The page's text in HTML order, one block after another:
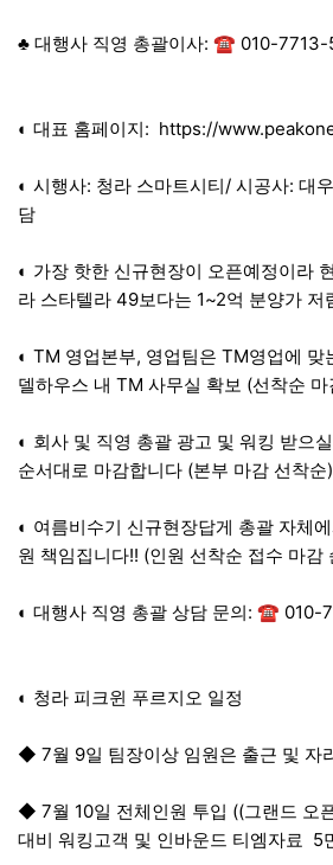
♣ 대행사 직영 총괄이사: ☎ 010-7713-
◐ 대표 홈페이지: https://
◐ 시행사: 청라 스마트시티/ 시공사: 대
담
◐ 가장 핫한 신규현장이 오픈예정이라
라 스타텔라 49보다는 1~2억 분양가 저
◐ TM 영업본부, 영업팀은 TM영업에 맞
델하우스 내 TM 사무실 확보 (선착순 마
◐ 회사 및 직영 총괄 광고 및 워킹 받으
순서대로 마감합니다 (본부 마감 선착순)
◐ 여름비수기 신규현장답게 총괄 자체
원 책임집니다!! (인원 선착순 접수 마감
◐ 대행사 직영 총괄 상담 문의: ☎ 010-
◐ 청라 피크윈 푸르지오 일정
◆ 7월 9일 팀장이상 임원은 출근 및 자
◆ 7월 10일 전체인원 투입 ((그랜드 오
대비 워킹고객 및 인바운드 티엠자료 5